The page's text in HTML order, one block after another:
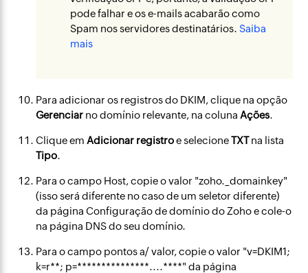
pode falhar e os e-mails acabarão como
Spam nos servidores destinatários.Saiba
mais
Para adicionar os registros do DKIM, clique na opção
Gerenciar no domínio relevante, na colunaAções.
Clique emAdicionar registroe selecioneTXTna lista
Tipo.
Para o campo Host, copie o valor "zoho._domainkey"
(isso será diferente no caso de um seletor diferente)
da página Configuração de domínio do Zoho e cole-o
na página DNS do seu domínio.
Para o campo pontos a/ valor, copie o valor "v=DKIM1;
k=r**; p=***************....****" da página